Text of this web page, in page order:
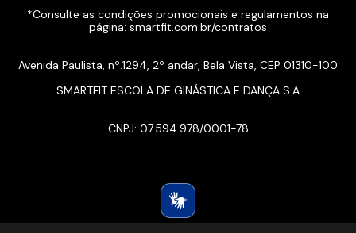
*Consulte as condições promocionais e regulamentos na
página: smartfit.com.br/contratos
Avenida Paulista, nº.1294, 2º andar, Bela Vista, CEP 01310-100
SMARTFIT ESCOLA DE GINÁSTICA E DANÇA S.A
CNPJ: 07.594.978/0001-78